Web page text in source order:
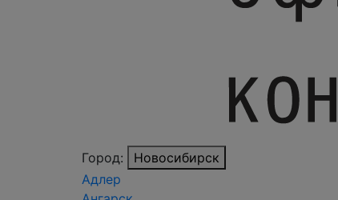
Город:
Новосибирск
Адлер